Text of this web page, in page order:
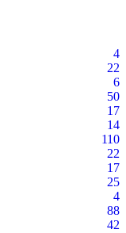
4
22
6
50
17
14
110
22
17
25
4
88
42